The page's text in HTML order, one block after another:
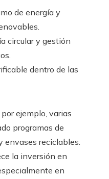
de energía y
circular y gestión
dentro de las
ejemplo, varias
programas de
envases reciclables.
la inversión en
en